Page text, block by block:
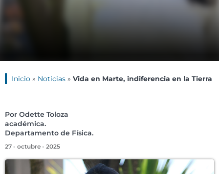
Inicio » Noticias » Vida en Marte, indiferencia en la Tierra
Por Odette Toloza
académica.
Departamento de Física.
27 - octubre - 2025